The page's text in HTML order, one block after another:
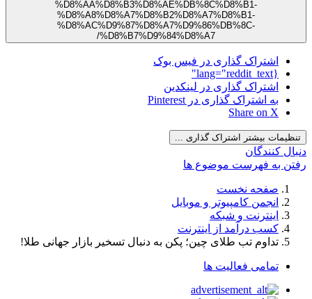
%D8%AA%D8%B3%D8%AE%DB%8C%D8%B1-
%D8%A8%D8%A7%D8%B2%D8%A7%D8%B1-
%D8%AC%D9%87%D8%A7%D9%86%DB%8C-
%D8%B7%D9%84%D8%A7/
اشتراک گذاری در فیس بوک
{lang="reddit_text"
اشتراک گذاری در لینکدین
به اشتراک گذاری در Pinterest
Share on X
تنظیمات بیشتر اشتراک گذاری ...
دنبال کنندگان
رفتن به فهرست موضوع ها
صفحه نخست
انجمن کامپیوتر و موبایل
اینترنت و شبکه
کسب درآمد از اینترنت
تداوم تب طلای چین؛ پکن به دنبال تسخیر بازار جهانی طلا!
تمامی فعالیت ها